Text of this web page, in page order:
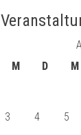
M
D M
3
4 5